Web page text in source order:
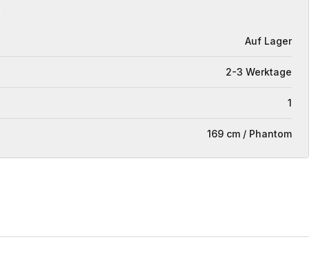
Auf Lager
2-3 Werktage
1
169 cm / Phantom